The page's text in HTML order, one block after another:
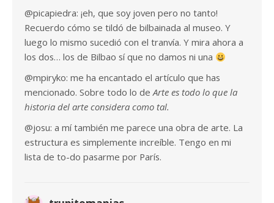
@picapiedra: ¡eh, que soy joven pero no tanto!
Recuerdo cómo se tildó de bilbainada al museo. Y
luego lo mismo sucedió con el tranvía. Y mira ahora a
los dos… los de Bilbao sí que no damos ni una
@mpiryko: me ha encantado el artículo que has
mencionado. Sobre todo lo deArte es todo lo que la
historia del arte considera como tal.
@josu: a mí también me parece una obra de arte. La
estructura es simplemente increíble. Tengo en mi
lista de to-do pasarme por París.